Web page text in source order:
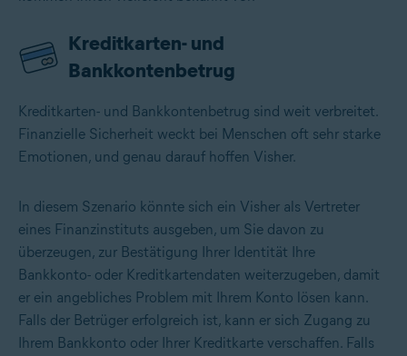
Kreditkarten- und
Bankkontenbetrug
Kreditkarten- und Bankkontenbetrug sind weit verbreitet.
Finanzielle Sicherheit weckt bei Menschen oft sehr starke
Emotionen, und genau darauf hoffen Visher.
In diesem Szenario könnte sich ein Visher als Vertreter
eines Finanzinstituts ausgeben, um Sie davon zu
überzeugen, zur Bestätigung Ihrer Identität Ihre
Bankkonto- oder Kreditkartendaten weiterzugeben, damit
er ein angebliches Problem mit Ihrem Konto lösen kann.
Falls der Betrüger erfolgreich ist, kann er sich Zugang zu
Ihrem Bankkonto oder Ihrer Kreditkarte verschaffen. Falls